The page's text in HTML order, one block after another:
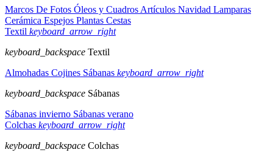
Marcos De Fotos Óleos y Cuadros Artículos Navidad Lamparas
Cerámica Espejos Plantas Cestas
Textil keyboard_arrow_right
keyboard_backspace Textil
Almohadas Cojines Sábanas keyboard_arrow_right
keyboard_backspace Sábanas
Sábanas invierno Sábanas verano
Colchas keyboard_arrow_right
keyboard_backspace Colchas